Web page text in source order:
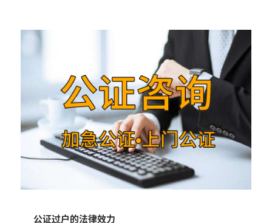
公证过户的法律效力